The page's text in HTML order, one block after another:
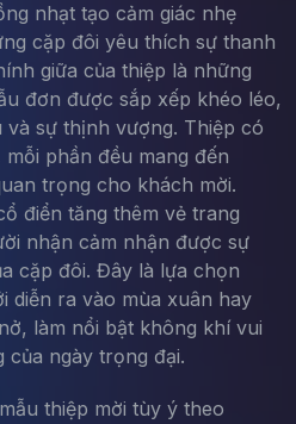
nhạt tạo cảm giác nhẹ
cặp đôi yêu thích sự thanh
giữa của thiệp là những
đơn được sắp xếp khéo léo,
sự thịnh vượng. Thiệp có
phần đều mang đến
trọng cho khách mời.
điển tăng thêm vẻ trang
nhận cảm nhận được sự
cặp đôi. Đây là lựa chọn
diễn ra vào mùa xuân hay
làm nổi bật không khí vui
của ngày trọng đại.
thiệp mời tùy ý theo